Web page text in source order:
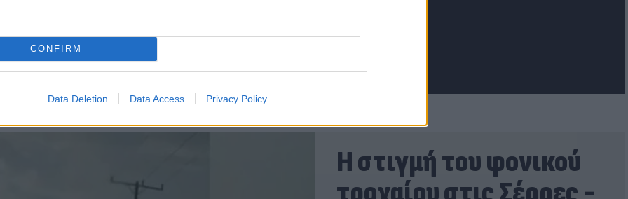
CONFIRM
Data Deletion Data Access Privacy Policy
Η στιγμή του φονικού